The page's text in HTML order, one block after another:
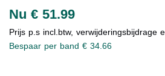
Nu € 51.99
Prijs p.s incl.btw, verwijderingsbijdrage
Bespaar per band € 34.66